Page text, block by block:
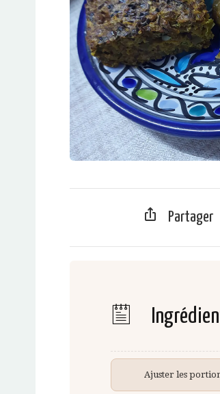
Partager
Ajuster les